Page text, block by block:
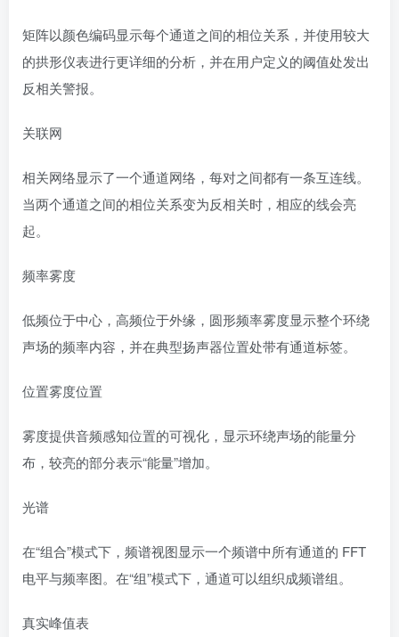
矩阵以颜色编码显示每个通道之间的相位关系，并使用较大
的拱形仪表进行更详细的分析，并在用户定义的阈值处发出
反相关警报。
关联网
相关网络显示了一个通道网络，每对之间都有一条互连线。
当两个通道之间的相位关系变为反相关时，相应的线会亮
起。
频率雾度
低频位于中心，高频位于外缘，圆形频率雾度显示整个环绕
声场的频率内容，并在典型扬声器位置处带有通道标签。
位置雾度位置
雾度提供音频感知位置的可视化，显示环绕声场的能量分
布，较亮的部分表示“能量”增加。
光谱
在“组合”模式下，频谱视图显示一个频谱中所有通道的 FFT
电平与频率图。在“组”模式下，通道可以组织成频谱组。
真实峰值表